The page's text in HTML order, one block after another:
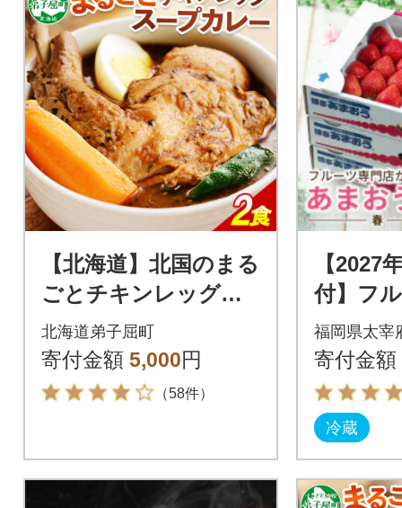
【北海道】北国のまる
ごとチキンレッグス
ープカレー300g×2個
41
北海道弟子屈町
寄付金額 5,000円
（58件）
【2027
付】フ
選んだ
苺」春6
市)
福岡県太宰
寄付金額
冷蔵